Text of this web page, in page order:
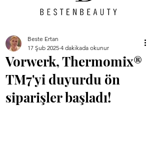
Vorwerk, Thermomix®
TM7'yi duyurdu ön
siparişler başladı!
Beste Ertan
17 Şub 2025 4 dakikada okunur